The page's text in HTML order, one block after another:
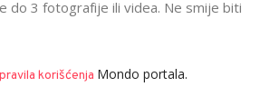
do 3 fotografije ili videa. Ne smije biti
pravila korišćenja Mondo portala.